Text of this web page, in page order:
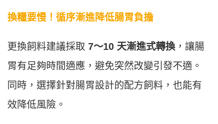
換糧要慢！循序漸進降低腸胃負擔
更換飼料建議採取 7～10 天漸進式轉換 ，讓腸
胃有足夠時間適應，避免突然改變引發不適。
同時，選擇針對腸胃設計的配方飼料，也能有
效降低風險。